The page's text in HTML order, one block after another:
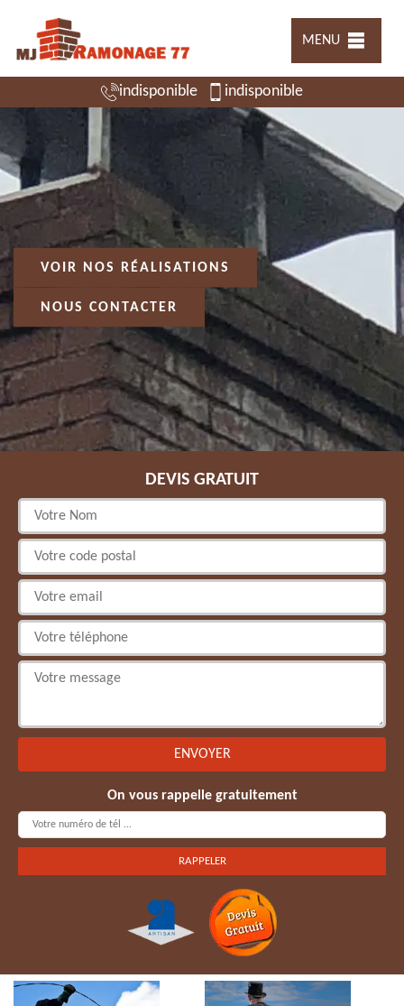
MENU
indisponible indisponible
VOIR NOS RÉALISATIONS
NOUS CONTACTER
DEVIS GRATUIT
On vous rappelle gratuitement